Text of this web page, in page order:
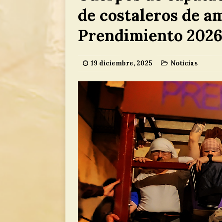
Carmelo
[ 5 agosto, 2026
de costaleros de
Prendimiento 2026
19 diciembre, 2025 Noticias